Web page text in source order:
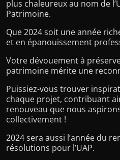
plus chaleureux au nom de
Patrimoine.
Que 2024 soit une année
et en épanouissement
Votre dévouement à
patrimoine mérite une
Puissiez-vous trouver
chaque projet, contribuant
renouveau que nous
collectivement !
2024 sera aussi l’année du
résolutions pour l’UAP.